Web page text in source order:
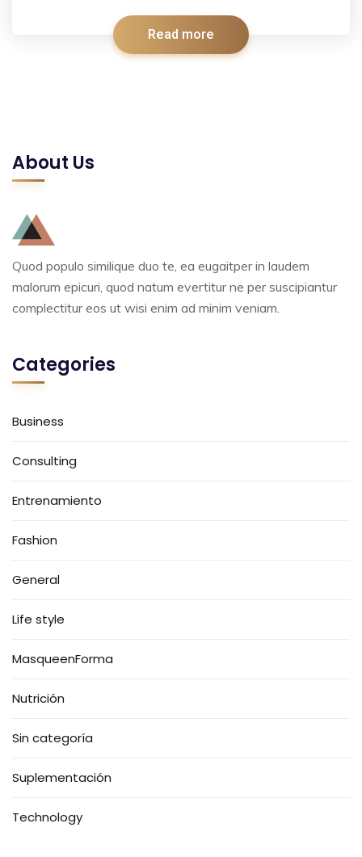
Read more
About Us
Quod populo similique duo te, ea eugaitper in laudem
malorum epicuri, quod natum evertitur ne per suscipiantur
complectitur eos ut wisi enim ad minim veniam.
Categories
Business
Consulting
Entrenamiento
Fashion
General
Life style
MasqueenForma
Nutrición
Sin categoría
Suplementación
Technology